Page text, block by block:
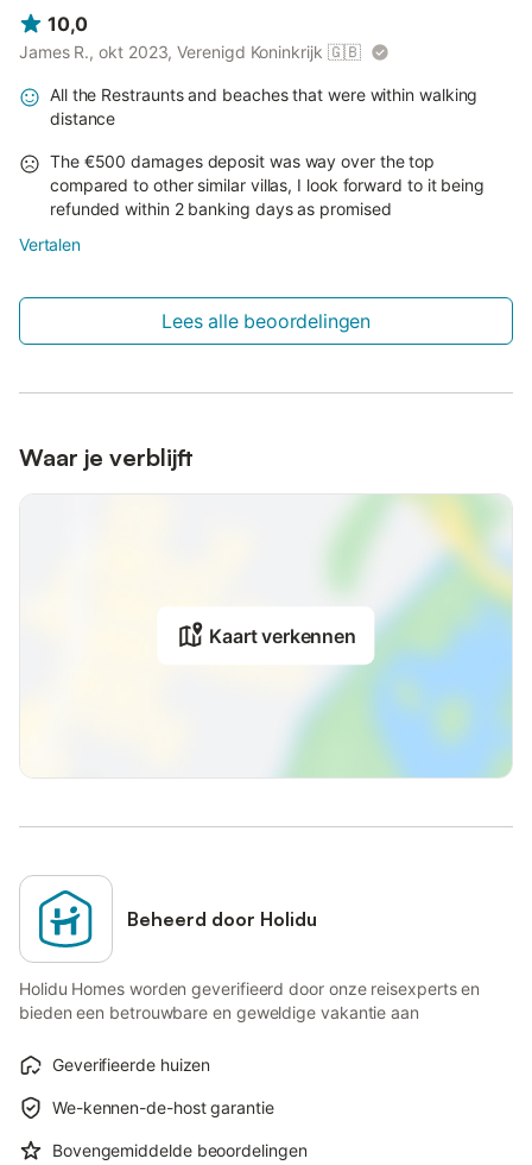
10,0
James R., okt 2023, Verenigd Koninkrijk 🇬🇧
All the Restraunts and beaches that were within walking
distance
The €500 damages deposit was way over the top
compared to other similar villas, I look forward to it being
refunded within 2 banking days as promised
Vertalen
Lees alle beoordelingen
Waar je verblijft
Kaart verkennen
Beheerd door Holidu
Holidu Homes worden geverifieerd door onze reisexperts en
bieden een betrouwbare en geweldige vakantie aan
Geverifieerde huizen
We-kennen-de-host garantie
Bovengemiddelde beoordelingen